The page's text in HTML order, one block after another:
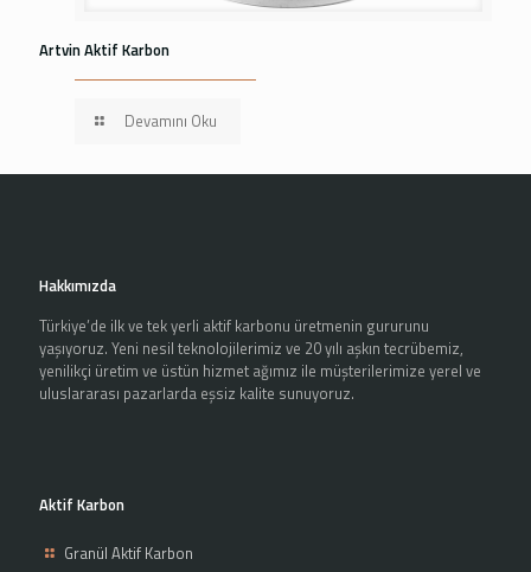
Artvin Aktif Karbon
Devamını Oku
Hakkımızda
Türkiye’de ilk ve tek yerli aktif karbonu üretmenin gururunu
yaşıyoruz. Yeni nesil teknolojilerimiz ve 20 yılı aşkın tecrübemiz,
yenilikçi üretim ve üstün hizmet ağımız ile müşterilerimize yerel ve
uluslararası pazarlarda eşsiz kalite sunuyoruz.
Aktif Karbon
Granül Aktif Karbon